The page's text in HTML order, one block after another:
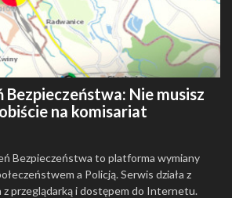
Bezpieczeństwa: Nie musisz
na komisariat
Bezpieczeństwa to platforma wymiany
a Policją. Serwis działa z
z przeglądarką i dostępem do Internetu.